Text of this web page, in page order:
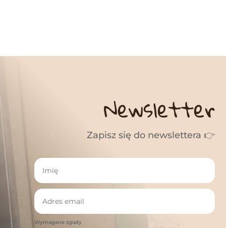
Newsletter
Zapisz się do newslettera 👉
Wymagane zgody